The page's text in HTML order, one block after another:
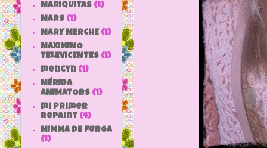
MARIQUITAS (1)
MARS (1)
MARY MERCHE (1)
MAXIMINO
TELEVICENTES (1)
mencyn (1)
MÉRIDA
ANIMATORS (1)
mi primer
repaint (4)
MIMMA DE FURGA
(1)